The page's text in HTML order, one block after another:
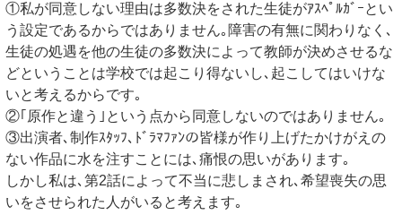
①私が同意しない理由は多数決をされた生徒がｱｽﾍﾟﾙｶﾞｰとい
う設定であるからではありません｡障害の有無に関わりなく､
生徒の処遇を他の生徒の多数決によって教師が決めさせるな
どということは学校では起こり得ないし､起こしてはいけな
いと考えるからです｡
②｢原作と違う｣という点から同意しないのではありません｡
③出演者､制作ｽﾀｯﾌ､ﾄﾞﾗﾏﾌｧﾝの皆様が作り上げたかけがえの
ない作品に水を注すことには､痛恨の思いがあります｡
しかし私は､第2話によって不当に悲しまされ､希望喪失の思
いをさせられた人がいると考えます｡